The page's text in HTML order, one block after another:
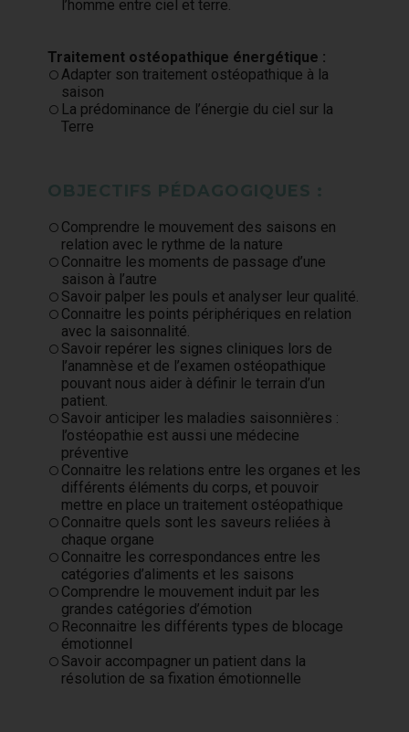
l’homme entre ciel et terre.
Traitement ostéopathique énergétique :
Adapter son traitement ostéopathique à la
saison
La prédominance de l’énergie du ciel sur la
Terre
OBJECTIFS PÉDAGOGIQUES :
Comprendre le mouvement des saisons en
relation avec le rythme de la nature
Connaitre les moments de passage d’une
saison à l’autre
Savoir palper les pouls et analyser leur qualité.
Connaitre les points périphériques en relation
avec la saisonnalité.
Savoir repérer les signes cliniques lors de
l’anamnèse et de l’examen ostéopathique
pouvant nous aider à définir le terrain d’un
patient.
Savoir anticiper les maladies saisonnières :
l’ostéopathie est aussi une médecine
préventive
Connaitre les relations entre les organes et les
différents éléments du corps, et pouvoir
mettre en place un traitement ostéopathique
Connaitre quels sont les saveurs reliées à
chaque organe
Connaitre les correspondances entre les
catégories d’aliments et les saisons
Comprendre le mouvement induit par les
grandes catégories d’émotion
Reconnaitre les différents types de blocage
émotionnel
Savoir accompagner un patient dans la
résolution de sa fixation émotionnelle